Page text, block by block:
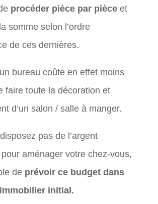
procéder pièce par pièceet
somme selon l’ordre
de ces dernières.
bureau coûte en effet moins
faire toute la décoration et
d’un salon / salle à manger.
pas de l’argent
aménager votre chez-vous,
de prévoir ce budget dans
initial.